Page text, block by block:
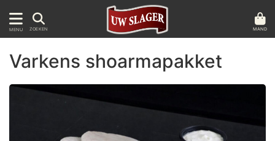
MENU ZOEKEN MAND
Varkens shoarmapakket